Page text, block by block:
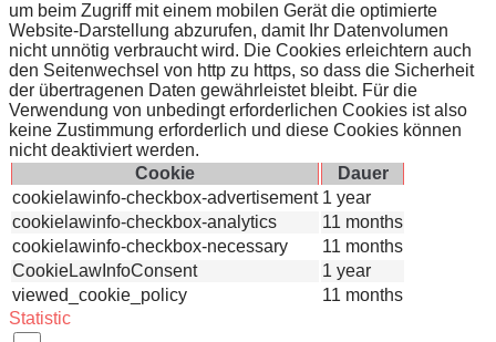
um beim Zugriff mit einem mobilen Gerät die optimierte
Website-Darstellung abzurufen, damit Ihr Datenvolumen
nicht unnötig verbraucht wird. Die Cookies erleichtern auch
den Seitenwechsel von http zu https, so dass die Sicherheit
der übertragenen Daten gewährleistet bleibt. Für die
Verwendung von unbedingt erforderlichen Cookies ist also
keine Zustimmung erforderlich und diese Cookies können
nicht deaktiviert werden.
Cookie
Dauer
cookielawinfo-checkbox-advertisement 1 year
cookielawinfo-checkbox-analytics
11 months
cookielawinfo-checkbox-necessary
11 months
CookieLawInfoConsent
1 year
viewed_cookie_policy
11 months
Statistic